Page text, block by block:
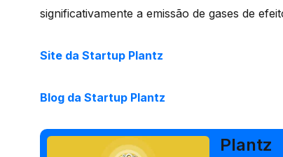
significativamente a emissão de gases de
Site da Startup Plantz
Blog da Startup Plantz
Plantz